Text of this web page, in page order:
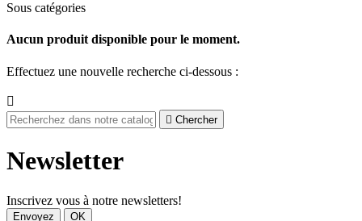
Sous catégories
Aucun produit disponible pour le moment.
Effectuez une nouvelle recherche ci-dessous :

 Chercher
Newsletter
Inscrivez vous à notre newsletters!